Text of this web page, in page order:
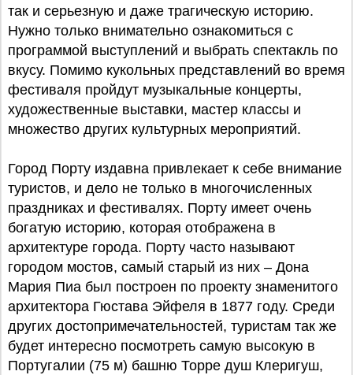
так и серьезную и даже трагическую историю.
Нужно только внимательно ознакомиться с
программой выступлений и выбрать спектакль по
вкусу. Помимо кукольных представлений во время
фестиваля пройдут музыкальные концерты,
художественные выставки, мастер классы и
множество других культурных мероприятий.
Город Порту издавна привлекает к себе внимание
туристов, и дело не только в многочисленных
праздниках и фестивалях. Порту имеет очень
богатую историю, которая отображена в
архитектуре города. Порту часто называют
городом мостов, самый старый из них – Дона
Мария Пиа был построен по проекту знаменитого
архитектора Гюстава Эйфеля в 1877 году. Среди
других достопримечательностей, туристам так же
будет интересно посмотреть самую высокую в
Португалии (75 м) башню Торре душ Клеригуш,